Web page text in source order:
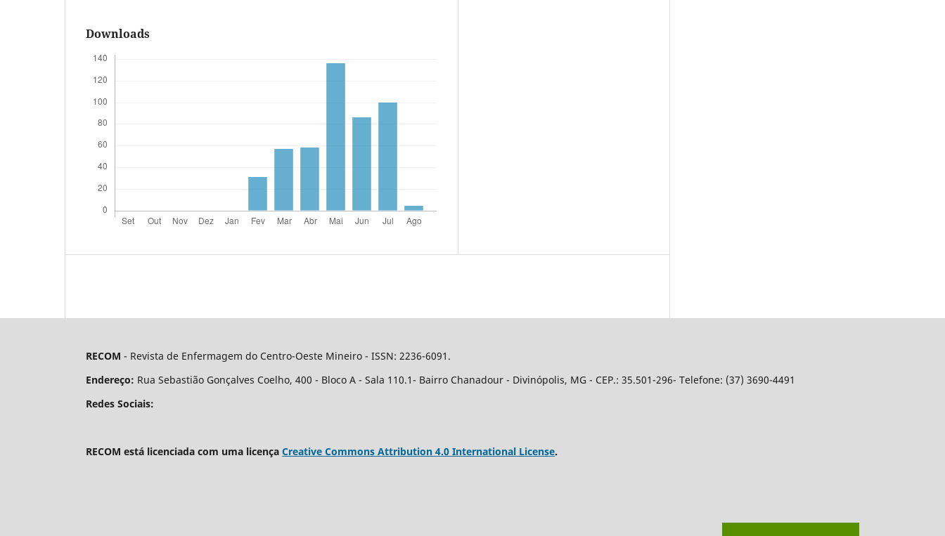
Downloads
RECOM - Revista de Enfermagem do Centro-Oeste Mineiro - ISSN: 2236-6091.
Endereço: Rua Sebastião Gonçalves Coelho, 400 - Bloco A - Sala 110.1- Bairro Chanadour - Divinópolis, MG - CEP.: 35.501-296- Telefone: (37) 3690-4491
Redes Sociais:
RECOM está licenciada com uma licença Creative Commons Attribution 4.0 International License.